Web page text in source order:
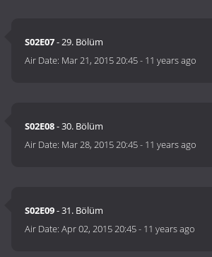
S02E07- 29. Bölüm
Air Date: Mar 21, 2015 20:45- 11 years ago
S02E08- 30. Bölüm
Air Date: Mar 28, 2015 20:45- 11 years ago
S02E09- 31. Bölüm
Air Date:Apr 02, 2015 20:45- 11 years ago